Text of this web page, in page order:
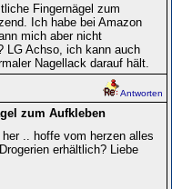
Fingernägel zum
Ich habe bei Amazon
mich aber nicht
LG Achso, ich kann auch
Nagellack darauf hält.
Antworten
zum Aufkleben
.. hoffe vom herzen alles
erhältlich? Liebe